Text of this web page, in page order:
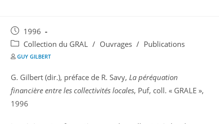
1996
Collection du GRAL / Ouvrages / Publications
GUY GILBERT
G. Gilbert (dir.), préface de R. Savy,La péréquation
financière entre les collectivités locales, Puf, coll. « GRALE »,
1996